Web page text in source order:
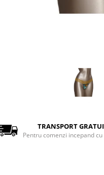
TRANSPORT
Pentru comenzi incepand cu